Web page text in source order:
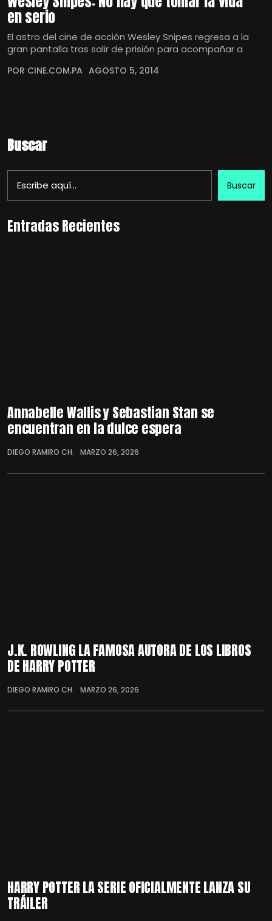
en serio
El astro del cine de acción Wesley Snipes regresa a la
gran pantalla tras salir de prisión para acompañar a
POR CINE.COM.PA AGOSTO 5, 2014
Buscar
Buscar
Entradas Recientes
Annabelle Wallis y Sebastian Stan se
encuentran en la dulce espera
DIEGO RAMIRO CH. MARZO 26, 2026
J.K. ROWLING LA FAMOSA AUTORA DE LOS LIBROS
DE HARRY POTTER
DIEGO RAMIRO CH. MARZO 26, 2026
HARRY POTTER LA SERIE OFICIALMENTE LANZA SU
TRÁILER